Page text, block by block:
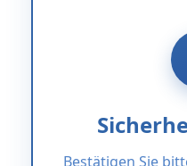
Bestätigen Sie